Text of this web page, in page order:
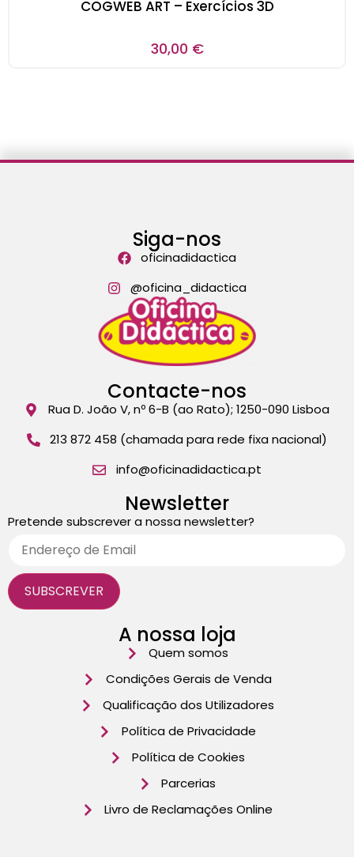
COGWEB ART – Exercícios 3D
30,00 €
Siga-nos
oficinadidactica
@oficina_didactica
Contacte-nos
Rua D. João V, nº 6-B (ao Rato); 1250-090 Lisboa
213 872 458 (chamada para rede fixa nacional)
info@oficinadidactica.pt
Newsletter
Pretende subscrever a nossa newsletter?
A nossa loja
Quem somos
Condições Gerais de Venda
Qualificação dos Utilizadores
Política de Privacidade
Política de Cookies
Parcerias
Livro de Reclamações Online